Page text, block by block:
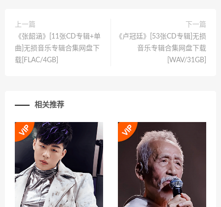
上一篇
《张韶涵》[11张CD专辑+单
曲]无损音乐专辑合集网盘下
载[FLAC/4GB]
下一篇
《卢冠廷》[53张CD专辑]无损
音乐专辑合集网盘下载
[WAV/31GB]
相关推荐